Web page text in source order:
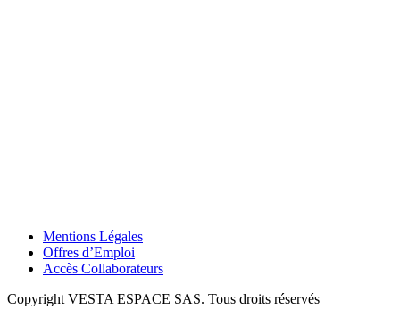
Mentions Légales
Offres d’Emploi
Accès Collaborateurs
Copyright VESTA ESPACE SAS. Tous droits réservés